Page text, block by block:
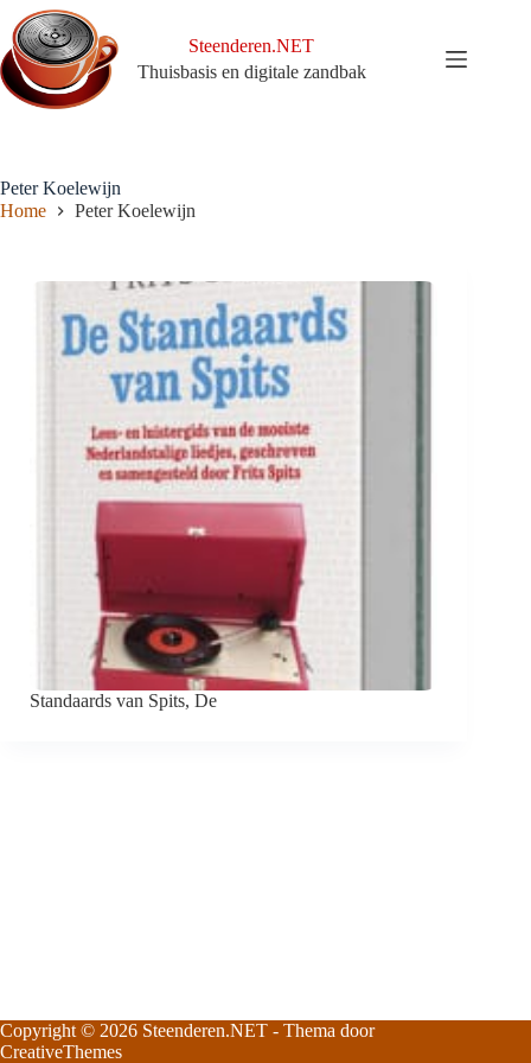
naar
de
inhoud
Steenderen.NET
Thuisbasis en digitale zandbak
Peter Koelewijn
Home
Peter Koelewijn
Standaards van Spits, De
Copyright © 2026 Steenderen.NET - Thema door
CreativeThemes